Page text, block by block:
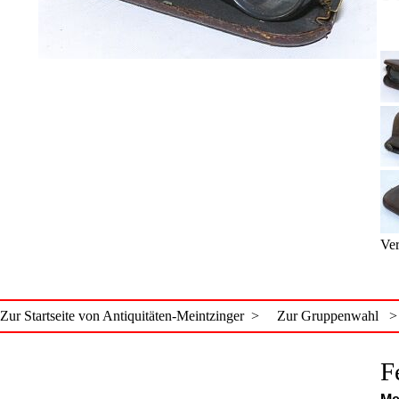
Zur Startseite von Antiquitäten-Meintzinger > Zur Gruppenwahl >